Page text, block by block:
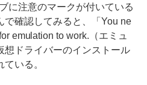
に注意のマークが付いている
で確認してみると、「You ne
emulation to work.（エミュ
想ドライバーのインストール
いる。